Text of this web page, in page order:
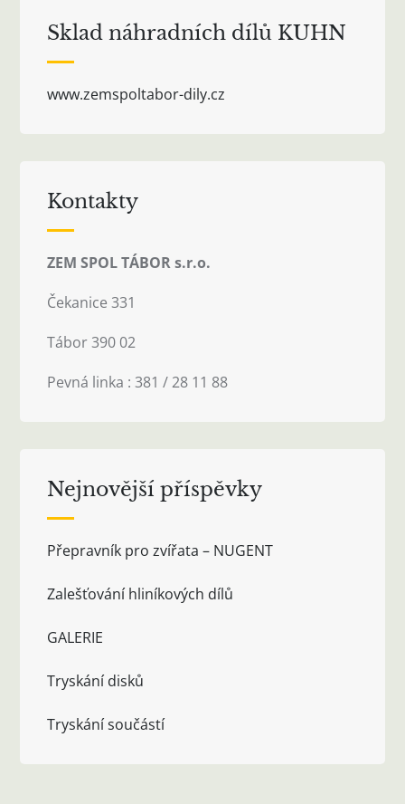
Sklad náhradních dílů KUHN
www.zemspoltabor-dily.cz
Kontakty
ZEM SPOL TÁBOR s.r.o.
Čekanice 331
Tábor 390 02
Pevná linka : 381 / 28 11 88
Nejnovější příspěvky
Přepravník pro zvířata – NUGENT
Zalešťování hliníkových dílů
GALERIE
Tryskání disků
Tryskání součástí